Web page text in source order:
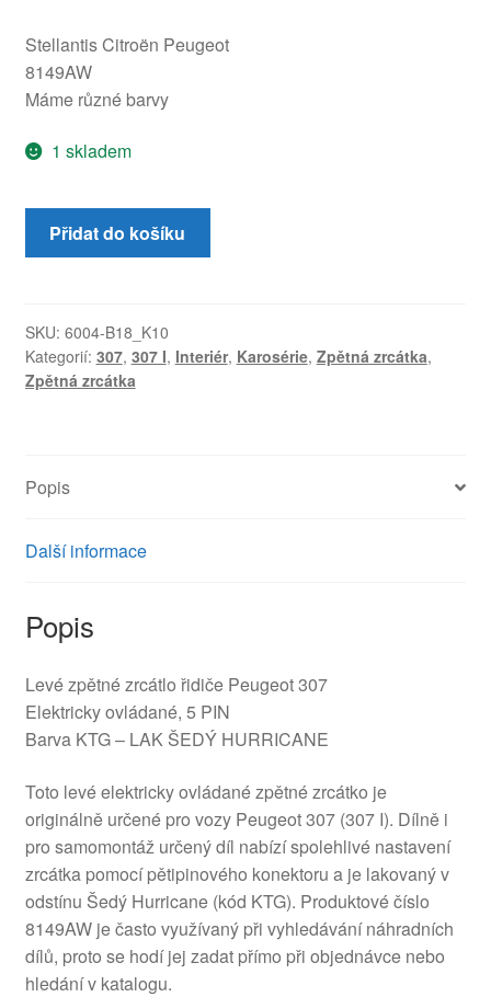
Stellantis Citroën Peugeot
8149AW
Máme různé barvy
1 skladem
Levé
zrcátko
šedé
EZWD
8149AW
Přidat do košíku
SKU: 6004-B18_K10
Kategorií: 307, 307 I, Interiér, Karosérie, Zpětná zrcátka,
Zpětná zrcátka
Popis
Další informace
Popis
Levé zpětné zrcátlo řidiče Peugeot 307
Elektricky ovládané, 5 PIN
Barva KTG – LAK ŠEDÝ HURRICANE
Toto levé elektricky ovládané zpětné zrcátko je
originálně určené pro vozy Peugeot 307 (307 I). Dílně i
pro samomontáž určený díl nabízí spolehlivé nastavení
zrcátka pomocí pětipinového konektoru a je lakovaný v
odstínu Šedý Hurricane (kód KTG). Produktové číslo
8149AW je často využívaný při vyhledávání náhradních
dílů, proto se hodí jej zadat přímo při objednávce nebo
hledání v katalogu.